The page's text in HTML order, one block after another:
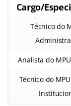
Cargo/
Técnico do
Analista do
Técnico do